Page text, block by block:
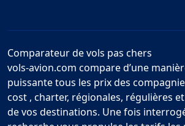
Comparateur de vols pas chers
vols-avion.com compare d’une
puissante tous les prix des
cost , charter, régionales, régulières
de vos destinations. Une fois